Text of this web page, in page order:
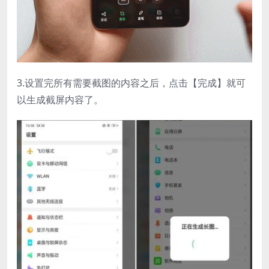
3.设置完所有需要截图的内容之后，点击【完成】就可
以生成截屏内容了。